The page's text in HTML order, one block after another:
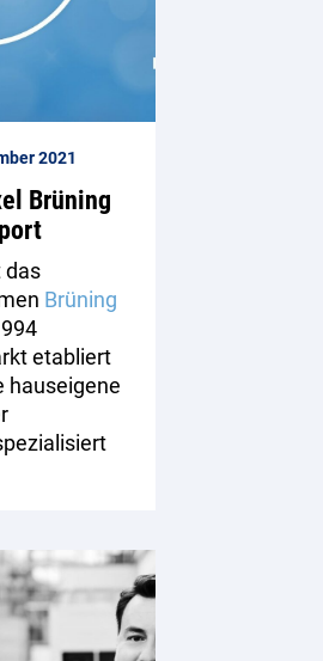
2021
Brüning
das
Brüning
etabliert
hauseigene